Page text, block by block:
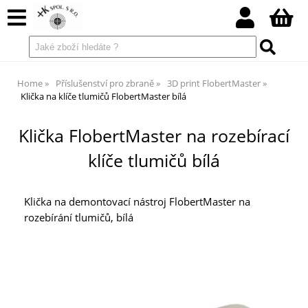
Home Příslušenství pro zbraně
3D print FlobertMaster
Klička na klíče tlumičů FlobertMaster bílá
Klička FlobertMaster na rozebírací
klíče tlumičů bílá
Klička na demontovací nástroj FlobertMaster na
rozebírání tlumičů, bílá